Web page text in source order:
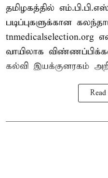
தமிழகத்தில்
படிப்புகளுக்கான
வாயிலாக
கல்வி இயக்குனரகம்